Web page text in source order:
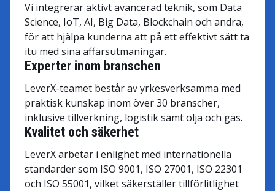
Experter inom branschen
LeverX-teamet består av yrkesverksamma med
praktisk kunskap inom över 30 branscher,
inklusive tillverkning, logistik samt olja och gas.
Kvalitet och säkerhet
LeverX arbetar i enlighet med internationella
standarder som ISO 9001, ISO 27001, ISO 22301
och ISO 55001, vilket säkerställer tillförlitlighet
Vi integrerar aktivt avancerad teknik, som Data
Science, IoT, AI, Big Data, Blockchain och andra,
för att hjälpa kunderna att på ett effektivt sätt ta
itu med sina affärsutmaningar.